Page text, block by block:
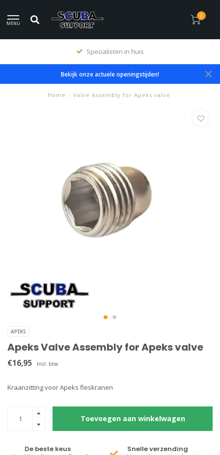
MENU
0
Specialisten in huis
Bekijk onze actuele openingstijden!
Home / Valve Assembly for Apeks valve
APEKS
Apeks Valve Assembly for Apeks valve
€16,95 Incl. btw
Kraanzitting voor Apeks fleskranen
Toevoegen aan winkelwagen
De beste keus Snelle verzending